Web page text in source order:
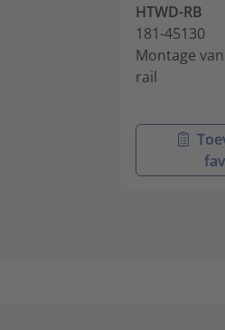
HTWD-RB
181-45130
Montage
rail